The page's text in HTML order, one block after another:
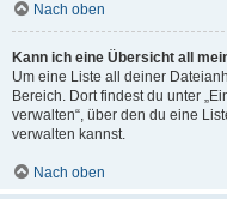
Nach oben
Kann ich eine Übersicht all
Um eine Liste all deiner
Bereich. Dort findest du unter
verwalten“, über den du eine
verwalten kannst.
Nach oben